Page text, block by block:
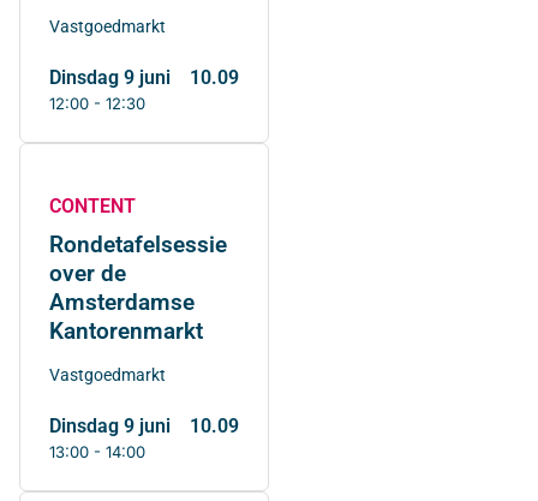
Vastgoedmarkt
dinsdag 9 juni
12:00 - 12:30
10.09
CONTENT
Rondetafelsessie
over de
Amsterdamse
Kantorenmarkt
Vastgoedmarkt
dinsdag 9 juni
13:00 - 14:00
10.09